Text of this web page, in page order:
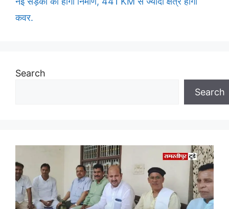
कवर.
Search
Search